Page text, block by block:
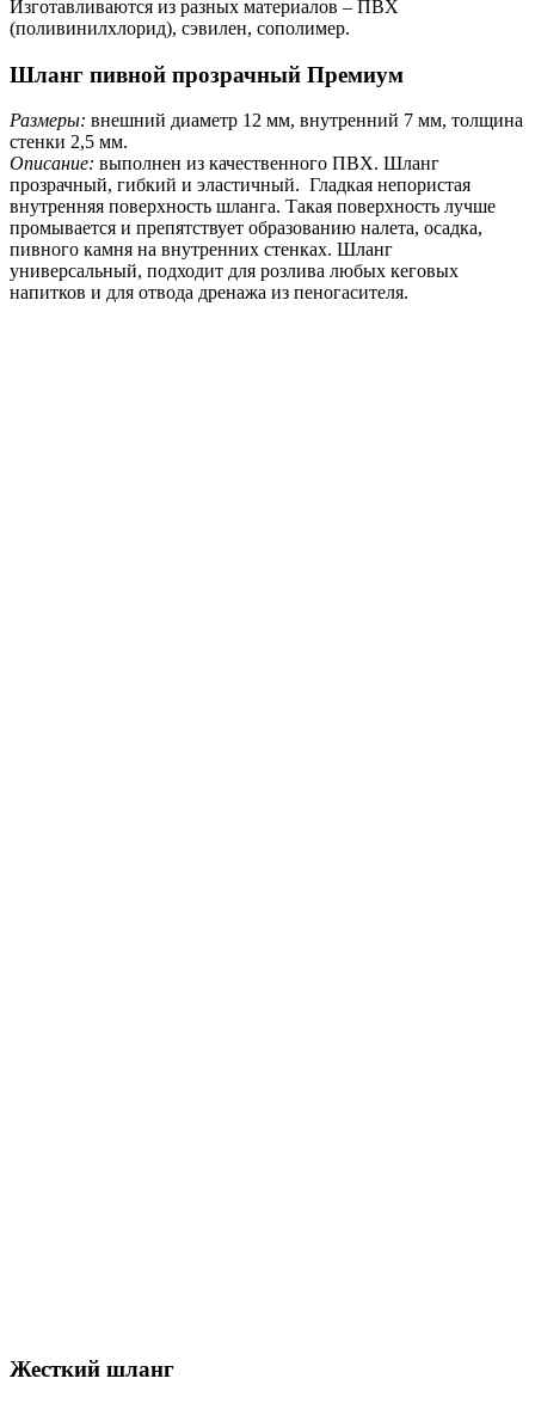
Изготавливаются из разных материалов – ПВХ
(поливинилхлорид), сэвилен, сополимер.
Шланг пивной прозрачный Премиум
Размеры: внешний диаметр 12 мм, внутренний 7 мм, толщина
стенки 2,5 мм.
Описание: выполнен из качественного ПВХ. Шланг
прозрачный, гибкий и эластичный. Гладкая непористая
внутренняя поверхность шланга. Такая поверхность лучше
промывается и препятствует образованию налета, осадка,
пивного камня на внутренних стенках. Шланг
универсальный, подходит для розлива любых кеговых
напитков и для отвода дренажа из пеногасителя.
Жесткий шланг